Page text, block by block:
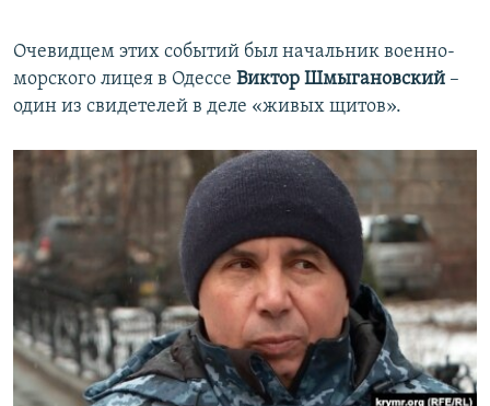
Очевидцем этих событий был начальник военно-
морского лицея в Одессе Виктор Шмыгановский –
один из свидетелей в деле «живых щитов».